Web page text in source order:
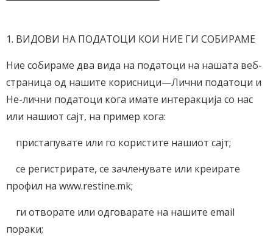
1. ВИДОВИ НА ПОДАТОЦИ КОИ НИЕ ГИ СОБИРАМЕ
Ние собираме два вида на податоци на нашата веб-
страница од нашите корисници—Лични податоци и
Не-лични податоци кога имате интеракција со нас
или нашиот сајт, на пример кога:
пристапувате или го користите нашиот сајт;
се регистрирате, се зачленувате или креирате
профил на www.restine.mk;
ги отворате или одговарате на нашите email
пораки;